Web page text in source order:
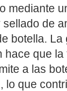
mediante
de
botella.
que
a las
lo que